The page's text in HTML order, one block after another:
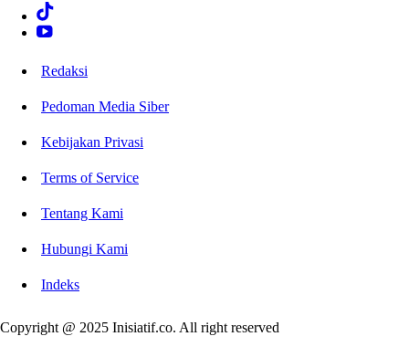
Redaksi
Pedoman Media Siber
Kebijakan Privasi
Terms of Service
Tentang Kami
Hubungi Kami
Indeks
Copyright @ 2025 Inisiatif.co. All right reserved